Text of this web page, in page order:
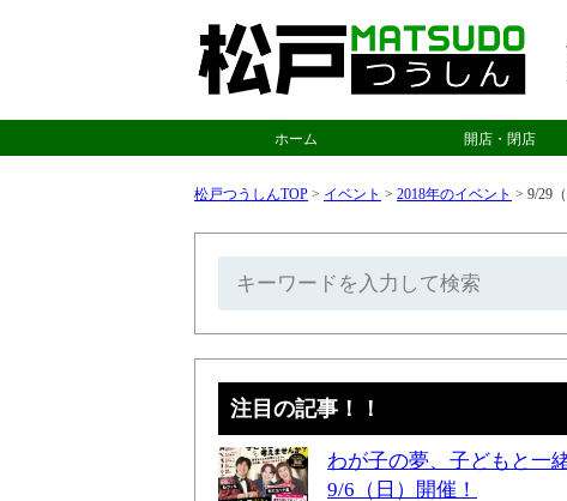
ホーム 開店・閉店
松戸つうしんTOP > イベント > 2018年のイベント > 9/29
注目の記事！！
わが子の夢、子どもと一
9/6（日）開催！